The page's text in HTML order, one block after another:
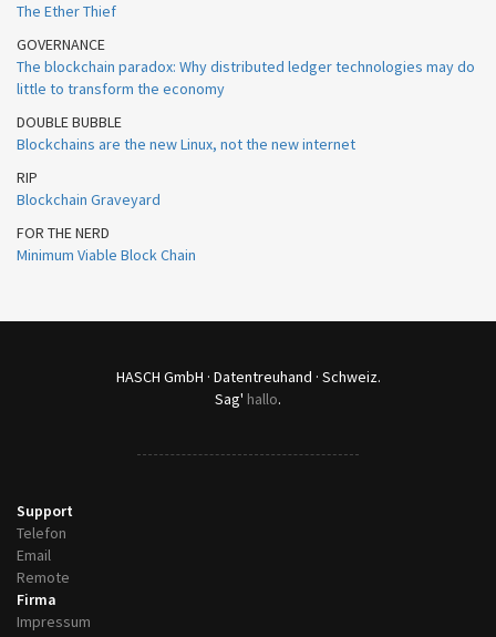
The Ether Thief
GOVERNANCE
The blockchain paradox: Why distributed ledger technologies may do
little to transform the economy
DOUBLE BUBBLE
Blockchains are the new Linux, not the new internet
RIP
Blockchain Graveyard
FOR THE NERD
Minimum Viable Block Chain
HASCH GmbH · Datentreuhand · Schweiz.
Sag' hallo.
Support
Telefon
Email
Remote
Firma
Impressum